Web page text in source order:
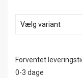
Forventet
0-3 dage